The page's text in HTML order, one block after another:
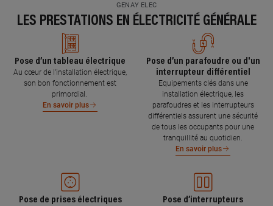
GENAY ELEC
LES PRESTATIONS EN ÉLECTRICITÉ GÉNÉRALE
Pose d’un tableau électrique
Au cœur de l’installation électrique,
son bon fonctionnement est
primordial.
En savoir plus
Pose d’un parafoudre ou d'un
interrupteur différentiel
Equipements clés dans une
installation électrique, les
parafoudres et les interrupteurs
différentiels assurent une sécurité
de tous les occupants pour une
tranquillité au quotidien.
En savoir plus
Pose de prises électriques Pose d’interrupteurs